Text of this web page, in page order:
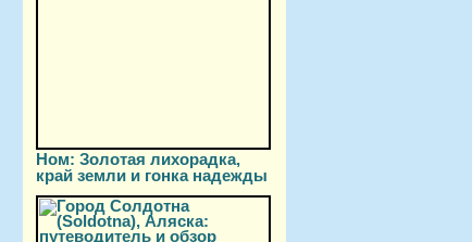
Ном: Золотая лихорадка,
край земли и гонка надежды